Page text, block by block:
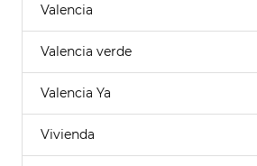
Valencia
Valencia verde
Valencia Ya
Vivienda